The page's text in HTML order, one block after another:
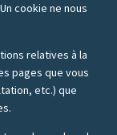
cookie ne nous
relatives à la
pages que vous
etc.) que